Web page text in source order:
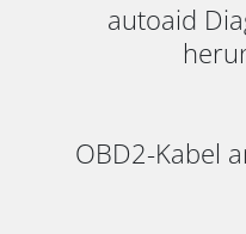
autoaid
OBD2-Kabel